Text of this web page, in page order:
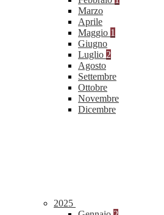
Marzo
Aprile
Maggio 1
Giugno
Luglio 2
Agosto
Settembre
Ottobre
Novembre
Dicembre
2025